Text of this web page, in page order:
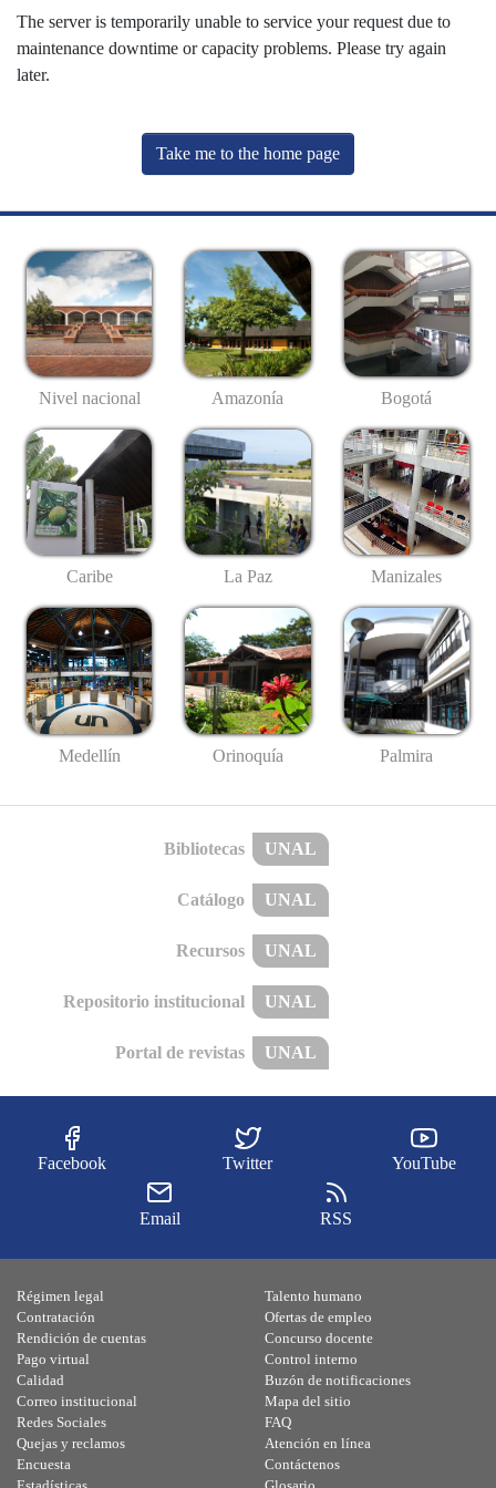
The server is temporarily unable to service your request due to
maintenance downtime or capacity problems. Please try again
later.
Take me to the home page
Nivel nacional Amazonía Bogotá
Caribe La Paz Manizales
Medellín Orinoquía Palmira
Bibliotecas UNAL
Catálogo UNAL
Recursos UNAL
Repositorio institucional UNAL
Portal de revistas UNAL
Facebook Twitter YouTube
Email RSS
Régimen legal
Contratación
Rendición de cuentas
Pago virtual
Calidad
Talento humano
Ofertas de empleo
Concurso docente
Control interno
Buzón de notificaciones
Correo institucional
Redes Sociales
Quejas y reclamos
Encuesta
Mapa del sitio
FAQ
Atención en línea
Contáctenos